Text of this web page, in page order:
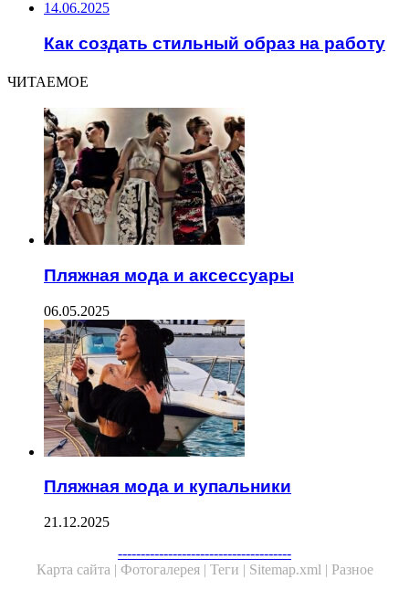
14.06.2025
Как создать стильный образ на работу
ЧИТАЕМОЕ
Пляжная мода и аксессуары
06.05.2025
Пляжная мода и купальники
21.12.2025
--------------------------------------
Карта сайта | Фотогалерея | Теги | Sitemap.xml | Разное